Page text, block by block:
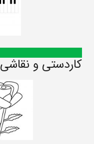
کاردستی و نقاشی